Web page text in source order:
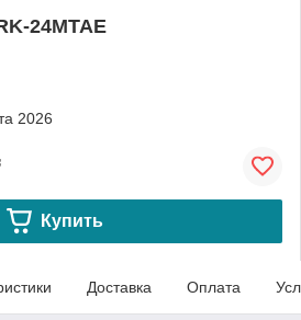
24MTAE
2026
Купить
Доставка Оплата